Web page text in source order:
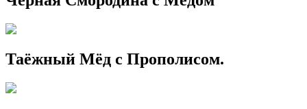
Таёжный Мёд с Прополисом.